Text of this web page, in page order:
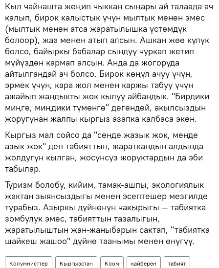
Кыл чайнашта жеңип чыккан сыңары ай талаада ач
калып, бирок калыстык үчүн мылтык менен эмес
(мылтык менен атса жаратылышка үстөмдүк
болоор), жаа менен атып алсын. Ашкан жөө күлүк
болсо, байыркы бабалар сындуу чуркап жетип
мүйүздөн кармап алсын. Анда да жогоруда
айтылгандай ач болсо. Бирок көңүл ачуу үчүн,
эрмек үчүн, кара жол менен каржы табуу үчүн
ажайып жандыкты жок кылуу айбандык. "Бирдики
миңге, миңдики түмөнгө" дегендей, акылсыздын
жоругунан жалпы кыргыз азапка калбаса экен.
Кыргыз мал сойсо да "сенде жазык жок, менде
азык жок" деп табияттын, жараткандын алдында
жолдугун кылган, жосунсуз жоруктардын да эби
табылар.
Туризм болобу, кийим, тамак-ашпы, экологиялык
жактан зыянсыздыгы менен эсептешер мезгилде
турабыз. Азыркы дүйнөнүн чакырыгы — табиятка
зомбулук эмес, табияттын тазалыгын,
жаратылыштын жан-жаныбарын сактап, "табиятка
шайкеш жашоо" дүйнө таанымы менен өнүгүү.
Колумнисттер Кыргызстан Коом кайберен табият